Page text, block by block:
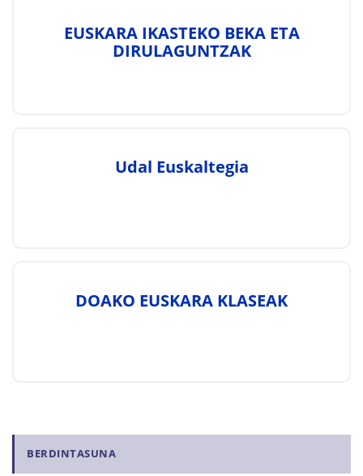
EUSKARA IKASTEKO BEKA ETA
DIRULAGUNTZAK
Udal Euskaltegia
DOAKO EUSKARA KLASEAK
N
BERDINTASUNA